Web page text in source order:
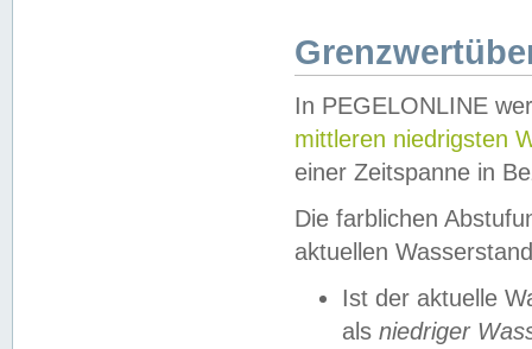
In PEGELONLINE
mittleren niedrigsten
einer Zeitspanne in
Die farblichen
aktuellen
Ist der aktuelle
als niedriger